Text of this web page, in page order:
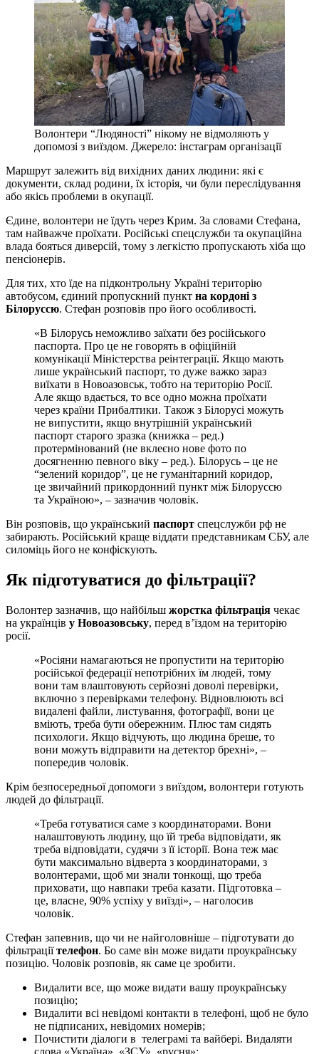
Волонтери “Людяності” нікому не відмоляють у
допомозі з виїздом. Джерело: інстаграм організації
Маршрут залежить від вихідних даних людини: які є
документи, склад родини, їх історія, чи були переслідування
або якісь проблеми в окупації.
Єдине, волонтери не їдуть через Крим. За словами Стефана,
там найважче проїхати. Російські спецслужби та окупаційна
влада бояться диверсій, тому з легкістю пропускають хіба що
пенсіонерів.
Для тих, хто їде на підконтрольну Україні територію
автобусом, єдиний пропускний пункт на кордоні з
Білоруссю. Стефан розповів про його особливості.
«В Білорусь неможливо заїхати без російського
паспорта. Про це не говорять в офіційній
комунікації Міністерства реінтеграції. Якщо мають
лише український паспорт, то дуже важко зараз
виїхати в Новоазовськ, тобто на територію Росії.
Але якщо вдається, то все одно можна проїхати
через країни Прибалтики. Також з Білорусі можуть
не випустити, якщо внутрішній український
паспорт старого зразка (книжка – ред.)
протермінований (не вклеєно нове фото по
досягненню певного віку – ред.). Білорусь – це не
“зелений коридор”, це не гуманітарний коридор,
це звичайний прикордонний пункт між Білоруссю
та Україною», – зазначив чоловік.
Він розповів, що український паспорт спецслужби рф не
забирають. Російський краще віддати представникам СБУ, але
силоміць його не конфіскують.
Як підготуватися до фільтрації?
Волонтер зазначив, що найбільш жорстка фільтрація чекає
на українців у Новоазовську, перед в’їздом на територію
росії.
«Росіяни намагаються не пропустити на територію
російської федерації непотрібних їм людей, тому
вони там влаштовують серйозні доволі перевірки,
включно з перевірками телефону. Відновлюють всі
видалені файли, листування, фотографії, вони це
вміють, треба бути обережним. Плюс там сидять
психологи. Якщо відчують, що людина бреше, то
вони можуть відправити на детектор брехні», –
попередив чоловік.
Крім безпосередньої допомоги з виїздом, волонтери готують
людей до фільтрації.
«Треба готуватися саме з координаторами. Вони
налаштовують людину, що їй треба відповідати, як
треба відповідати, судячи з її історії. Вона теж має
бути максимально відверта з координаторами, з
волонтерами, щоб ми знали тонкощі, що треба
приховати, що навпаки треба казати. Підготовка –
це, власне, 90% успіху у виїзді», – наголосив
чоловік.
Стефан запевнив, що чи не найголовніше – підготувати до
фільтраціїтелефон. Бо саме він може видати проукраїнську
позицію. Чоловік розповів, як саме це зробити.
Видалити все, що може видати вашу проукраїнську
позицію;
Видалити всі невідомі контакти в телефоні, щоб не було
не підписаних, невідомих номерів;
Почистити діалоги в телеграмі та вайбері. Видаляти
слова «Україна», «ЗСУ», «русня»;